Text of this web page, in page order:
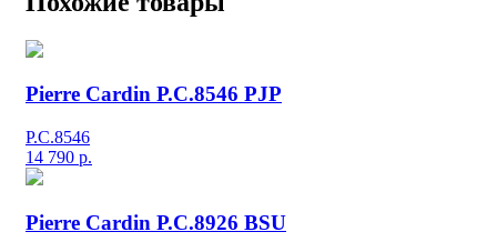
Pierre Cardin P.C.8546 PJP
P.C.8546
14 790 р.
Pierre Cardin P.C.8926 BSU